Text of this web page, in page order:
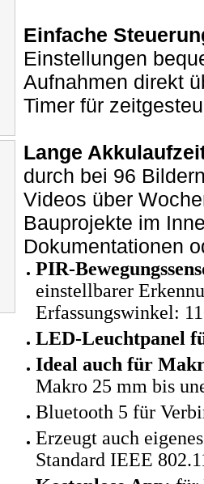
Einfache
Einstellungen
Aufnahmen direkt
Timer für
Lange
durch bei 96
Videos über
Bauprojekte im
Dokumentationen
PIR-
einstellbarer
Erfassungswinkel:
LED-Leuchtpanel
Ideal auch für
Makro 25 mm bis
Bluetooth 5 für
Erzeugt auch
Standard IEEE